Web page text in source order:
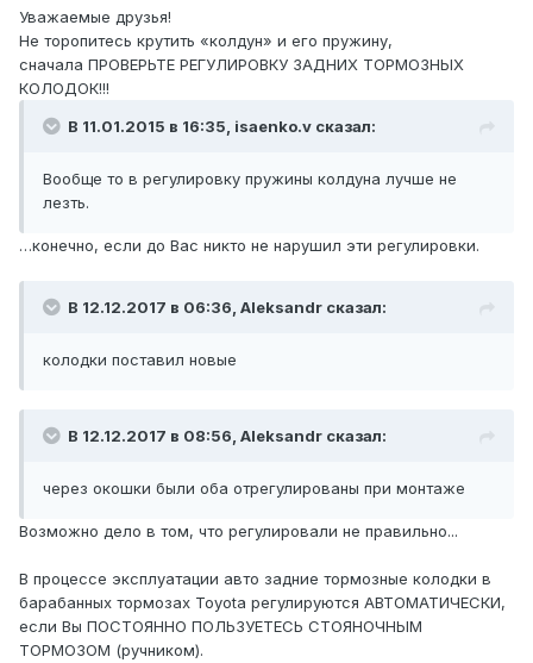
Уважаемые друзья!
Не торопитесь крутить «колдун» и его пружину,
сначала ПРОВЕРЬТЕ РЕГУЛИРОВКУ ЗАДНИХ ТОРМОЗНЫХ
КОЛОДОК!!!
В 11.01.2015 в 16:35, isaenko.v сказал:
Вообще то в регулировку пружины колдуна лучше не
лезть.
…конечно, если до Вас никто не нарушил эти регулировки.
В 12.12.2017 в 06:36, Aleksandr сказал:
колодки поставил новые
В 12.12.2017 в 08:56, Aleksandr сказал:
через окошки были оба отрегулированы при монтаже
Возможно дело в том, что регулировали не правильно...
В процессе эксплуатации авто задние тормозные колодки в
барабанных тормозах Toyota регулируются АВТОМАТИЧЕСКИ,
если Вы ПОСТОЯННО ПОЛЬЗУЕТЕСЬ СТОЯНОЧНЫМ
ТОРМОЗОМ (ручником).